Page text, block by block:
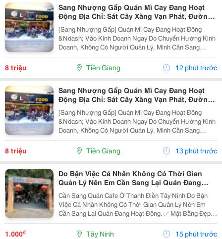
Sang Nhượng Gấp Quán Mì Cay Đang Hoạt
Động Địa Chỉ: Sát Cây Xăng Vạn Phát, Đường
Dt876, Xã Bình Trưng, Châu Thành, Tiền
[Sang Nhượng Gấp] Quán Mì Cay Đang Hoạt Động
&Ndash; Vào Kinh Doanh Ngay Do Chuyển Hướng Kinh
Doanh, Không Có Người Quản Lý, Mình Cần Sang
Nhượng Lại Toàn Bộ Quán Mì Cay Lalafood Vĩnh Kim.
Quán Đang Hoạt Động Ổn Định, Có Lượng Khách Quen
Sẵn. Địa...
8 triệu Tiền Giang 12 phút trước
Sang Nhượng Gấp Quán Mì Cay Đang Hoạt
Động Địa Chỉ: Sát Cây Xăng Vạn Phát, Đường
Dt876, Xã Bình Trưng, Châu Thành, Tiền
[Sang Nhượng Gấp] Quán Mì Cay Đang Hoạt Động
&Ndash; Vào Kinh Doanh Ngay Do Chuyển Hướng Kinh
Doanh, Không Có Người Quản Lý, Mình Cần Sang
Nhượng Lại Toàn Bộ Quán Mì Cay Lalafood Vĩnh Kim.
Quán Đang Hoạt Động Ổn Định, Có Lượng Khách Quen
Sẵn. Địa...
8 triệu Tiền Giang 13 phút trước
Do Bận Việc Cá Nhân Không Có Thời Gian
Quản Lý Nên Em Cần Sang Lại Quán Đang
Hoạt Động Ở Thanh Điền Tây Ninh
Cần Sang Quán Cafe Ở Thanh Điền Tây Ninh Do Bận
Việc Cá Nhân Không Có Thời Gian Quản Lý Nên Em
Cần Sang Lại Quán Đang Hoạt Động. ✅ Mặt Bằng Đẹp,
Vị Trí Thuận Lợi. ✅ Có Lượng Khách Quen, Ổn Định ✅
Đầy Đủ Bàn Ghế, Trang Thiết Bị, Vào Là Có Thể...
1.000₫ Tây Ninh 15 phút trước